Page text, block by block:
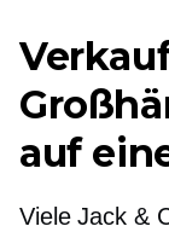
auf
Viele Jack &